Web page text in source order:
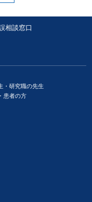
相談窓口
・ 研究職の先生
患者の方